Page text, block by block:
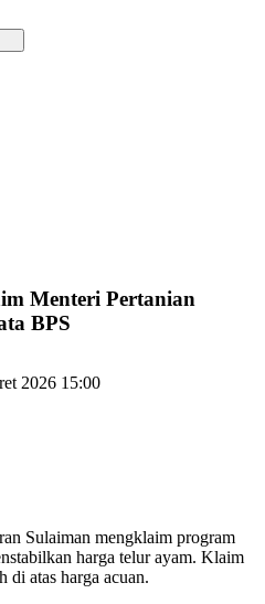
Menteri Pertanian
BPS
2026 15:00
Sulaiman mengklaim program
harga telur ayam. Klaim
di atas harga acuan.